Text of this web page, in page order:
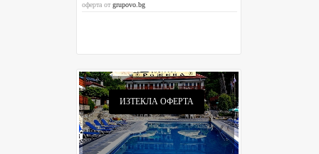
оферта отgrupovo.bg
ИЗТЕКЛА ОФЕРТА